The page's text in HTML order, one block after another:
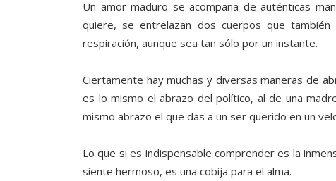
Un amor maduro se acompaña de auténticas
quiere, se entrelazan dos cuerpos que
respiración, aunque sea tan sólo por un instante.
Ciertamente hay muchas y diversas maneras de
es lo mismo el abrazo del político, al de una
mismo abrazo el que das a un ser querido en un
Lo que si es indispensable comprender es la
siente hermoso, es una cobija para el alma.